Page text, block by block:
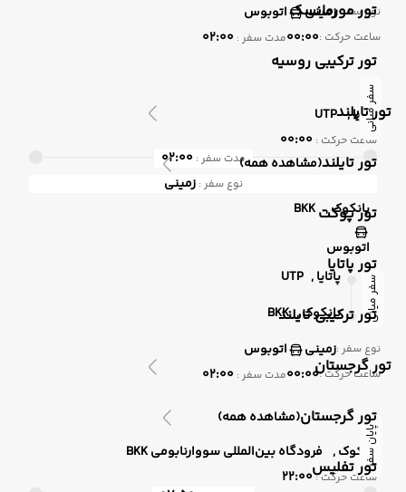
تور مورمانسک
تور ترکیبی روسیه
تور تایلند
تور تایلند(مشاهده همه)
تور پوکت
تور پاتایا
تور ترکیبی تایلند
تور گرجستان
تور گرجستان(مشاهده همه)
تور تفلیس
نوع سفر :زمینی اتوبوس
ساعت حرکت :00:00مدت سفر : 02:00
سفر میانی
پاتایا , UTP
ساعت حرکت : 00:00
مدت سفر :02:00
نوع سفر :زمینی
بانکوک , BKK
اتوبوس
سفر میانی پاتایا , UTP
بانکوک , BKK
نوع سفر :زمینی اتوبوس
ساعت حرکت :00:00مدت سفر : 02:00
پایان سفربانکوک , فرودگاه بین‌المللی سووارنابومی BKK
ساعت حرکت :22:00